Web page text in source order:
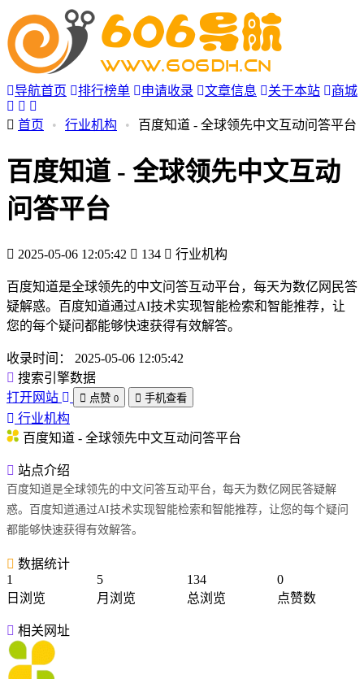
导航首页 排行榜单 申请收录 文章信息 关于本站 商城
首页 • 行业机构 • 百度知道 - 全球领先中文互动问答平台
百度知道 - 全球领先中文互动
问答平台
2025-05-06 12:05:42 134 行业机构
百度知道是全球领先的中文问答互动平台，每天为数亿网民答
疑解惑。百度知道通过AI技术实现智能检索和智能推荐，让
您的每个疑问都能够快速获得有效解答。
收录时间：
2025-05-06 12:05:42
搜索引擎数据
打开网站
点赞 0 手机查看
行业机构
百度知道 - 全球领先中文互动问答平台
站点介绍
百度知道是全球领先的中文问答互动平台，每天为数亿网民答疑解
惑。百度知道通过AI技术实现智能检索和智能推荐，让您的每个疑问
都能够快速获得有效解答。
数据统计
1
日浏览
5
月浏览
134
总浏览
0
点赞数
相关网址